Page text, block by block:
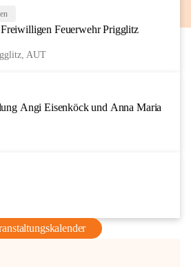
Feuerwehr Prigglitz
AUT
AUG
Angi Eisenköck und Anna Maria